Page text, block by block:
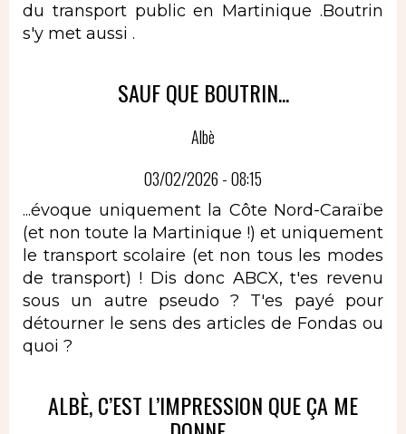
du transport public en Martinique .Boutrin
s'y met aussi .
SAUF QUE BOUTRIN...
Albè
03/02/2026 - 08:15
...évoque uniquement la Côte Nord-Caraïbe
(et non toute la Martinique !) et uniquement
le transport scolaire (et non tous les modes
de transport) ! Dis donc ABCX, t'es revenu
sous un autre pseudo ? T'es payé pour
détourner le sens des articles de Fondas ou
quoi ?
ALBÈ, C’EST L’IMPRESSION QUE ÇA ME